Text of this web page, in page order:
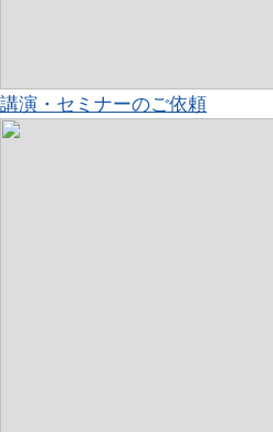
講演・セミナーのご依頼